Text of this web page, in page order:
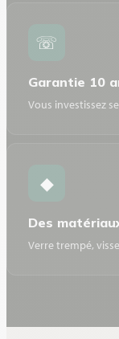
☏
Garantie 10
Vous investissez
◆
Des
Verre trempé,